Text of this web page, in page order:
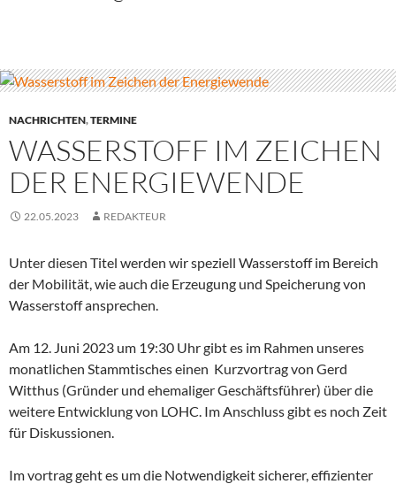
NACHRICHTEN,TERMINE
WASSERSTOFF IM ZEICHEN
DER ENERGIEWENDE
22.05.2023 REDAKTEUR
Unter diesen Titel werden wir speziell Wasserstoff im Bereich
der Mobilität, wie auch die Erzeugung und Speicherung von
Wasserstoff ansprechen.
Am 12. Juni 2023 um 19:30 Uhr gibt es im Rahmen unseres
monatlichen Stammtisches einen Kurzvortrag von Gerd
Witthus (Gründer und ehemaliger Geschäftsführer) über die
weitere Entwicklung von LOHC. Im Anschluss gibt es noch Zeit
für Diskussionen.
Im vortrag geht es um die Notwendigkeit sicherer, effizienter